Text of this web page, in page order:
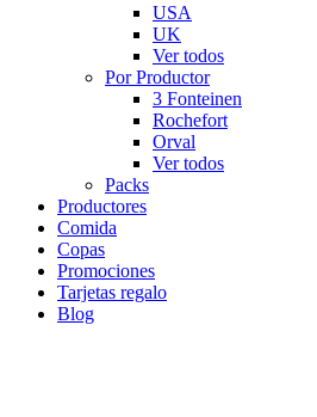
USA
UK
Ver todos
Por Productor
3 Fonteinen
Rochefort
Orval
Ver todos
Packs
Productores
Comida
Copas
Promociones
Tarjetas regalo
Blog